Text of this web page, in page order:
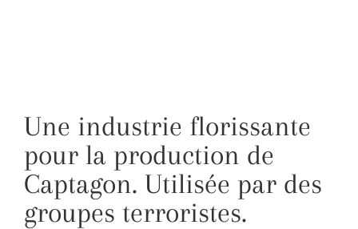
Une industrie florissante
pour la production de
Captagon. Utilisée par des
groupes terroristes.